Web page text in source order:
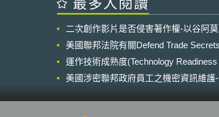
計畫準則。TPT則於2022年11月提出
見，最後提出正式版本。 TPT框架建
議企業以宏觀、有策略的方式制定氣
候過渡計畫。TPT框架從企圖心、行
動力和當責性三項原則出發，分別就
五個必須揭露的事項說明如何在氣候
揭露報告中呈現企業的氣候過渡計
項，例如氣候戰略目標和商業模式。
二、行動力：說明過渡計畫的執行策
二次創作影片是否侵害著作權-以谷阿
美國聯邦法院有關Defend Trade
運作技術成熟度(Technology
美國涉密聯邦政府員工之機密資訊維